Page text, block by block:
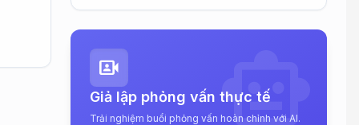
smart_toy
video_camera_front
Giả lập phỏng vấn thực tế
Trải nghiệm buổi phỏng vấn hoàn chỉnh với AI.